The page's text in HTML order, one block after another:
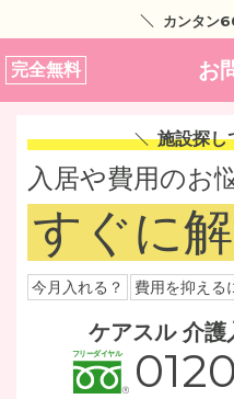
カンタン
完全無料 お
施設探し
入居や費用のお
すぐに
今月入れる？ 費用を抑える
ケアスル 介護